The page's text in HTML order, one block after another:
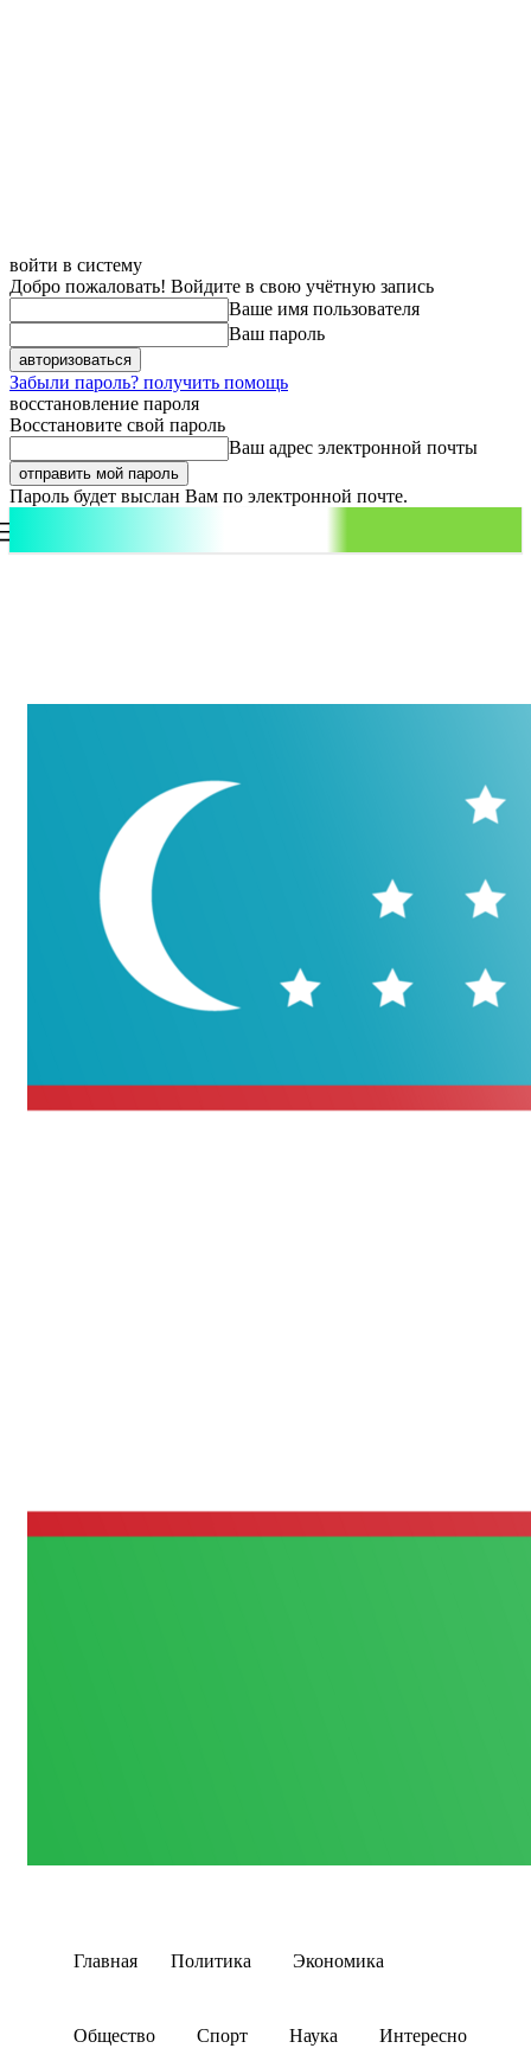
войти в систему
Добро пожаловать! Войдите в свою учётную запись
Ваше имя пользователя
Ваш пароль
Забыли пароль? получить помощь
восстановление пароля
Восстановите свой пароль
Ваш адрес электронной почты
Пароль будет выслан Вам по электронной почте.
Главная Политика Экономика
Общество Спорт Наука Интересно